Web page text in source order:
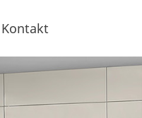
Kontakt